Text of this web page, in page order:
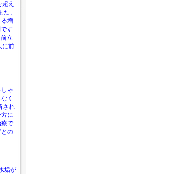
え
、
る増
す
立
に前
ゃ
く
され
に
療で
との
垢が